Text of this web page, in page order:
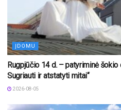
ĮDOMU
Rugpjūčio 14 d. – patyriminė šokio
Sugriauti ir atstatyti mitai“
2026-08-05